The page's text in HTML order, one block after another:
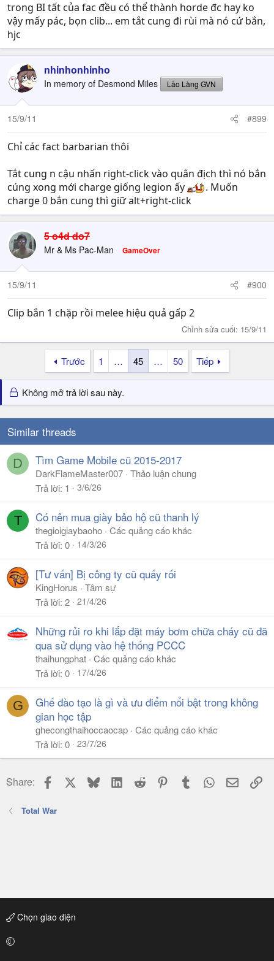
trong BI tất của fac đều có thể thành horde đc hay ko
vậy mấy pác, bọn clib... em tắt cung đi rùi mà nó cứ bắn,
hjc
nhinhonhinho
In memory of Desmond Miles Lão Làng GVN
15/9/11 #899
Chỉ các fact barbarian thôi
Tắt cung n cậu nhấn right-click vào quân địch thì nó bắn
cúng xong mới charge giống legion ấy
. Muốn
charge 0 bắn cung thì giữ alt+right-click
5 o4d do7
Mr & Ms Pac-Man GameOver
15/9/11 #900
Clip bắn 1 chặp rồi melee hiệu quả gấp 2
Chỉnh sửa cuối: 15/9/11
Trước 1 … 45 … 50 Tiếp
Không mở trả lời sau này.
Similar threads
D Tìm Game Mobile cũ 2015-2017
DarkFlameMaster007 Thảo luận chung
Trả lời 1 3/6/26
T Có nên mua giày bảo hộ cũ thanh lý
thegioigiaybaoho Các quảng cáo khác
Trả lời 0 14/3/26
[Tư vấn] Bị công ty cũ quấy rối
KingHorus
Tâm sự
Trả lời 2 21/4/26
Những rủi ro khi lắp đặt máy bơm chữa cháy cũ đã
qua sử dụng vào hệ thống PCCC
thaihungphat Các quảng cáo khác
Trả lời 0 17/4/26
G
Ghế đào tạo là gì và ưu điểm nổi bật trong không
gian học tập
ghecongthaihoccaocap Các quảng cáo khác
Trả lời 0 23/7/26
Share: Facebook BlueskyLinkedIn
Reddit PinterestTumblr WhatsApp
Email
Total War
Chọn giao diện